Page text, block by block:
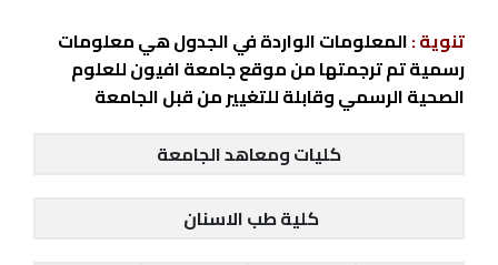
تنوية :المعلومات الواردة في الجدول هي معلومات
رسمية تم ترجمتها من موقع جامعة افيون للعلوم
الصحية الرسمي وقابلة للتغيير من قبل الجامعة
كليات ومعاهد الجامعة
كلية طب الاسنان